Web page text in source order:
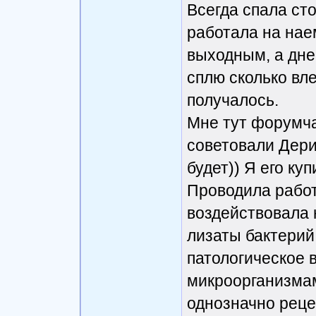
Всегда спала
работала на
выходным, а
сплю сколько
получалось.
Мне тут
советовали
будет)) Я его
Проводила
лизаты
однозначно